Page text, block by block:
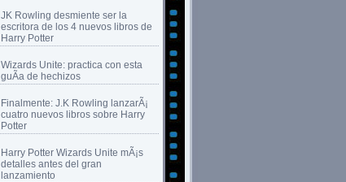
JK Rowling desmiente ser la
escritora de los 4 nuevos libros de
Harry Potter
Wizards Unite: practica con esta
guÃ­a de hechizos
Finalmente: J.K Rowling lanzarÃ¡
cuatro nuevos libros sobre Harry
Potter
Harry Potter Wizards Unite mÃ¡s
detalles antes del gran
lanzamiento